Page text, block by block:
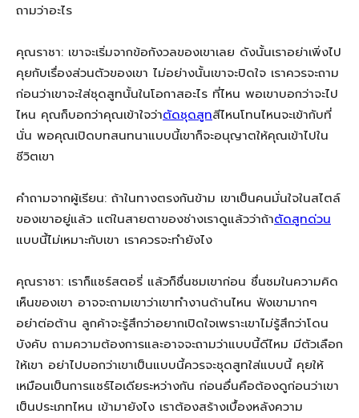
ถามว่าอะไร
คุณราชา: เขาจะเริ่มจากข้อกังวลของเขาเลย ดังนั้นเราอย่าเพิ่งไป
คุยกับเรื่องส่วนตัวของเขา ไม่อย่างนั้นเขาจะปิดใจ เราควรจะถาม
ก่อนว่าเขาจะใส่ชุดสูทนั้นในโอกาสอะไร ที่ไหน พอเขาบอกว่าจะไป
ไหน คุณก็บอกว่าคุณเข้าใจว่าตัดชุดสูทสีไหนโทนไหนจะเข้ากับที่
นั่น พอคุณเปิดบทสนทนาแบบนี้เขาก็จะอนุญาตให้คุณเข้าไปใน
ชีวิตเขา
คำถามจากผู้เรียน: ถ้าในทางตรงกันข้าม เขาเป็นคนมั่นใจในสไตล์
ของเขาอยู่แล้ว แต่ในสายตาของช่างเราดูแล้วว่าถ้าตัดสูทด่วน
แบบนี้ไม่เหมาะกับเขา เราควรจะทำยังไง
คุณราชา: เราก็แชร์สตอรี่ แล้วก็ชื่นชมเขาก่อน ชื่นชมในความคิด
เห็นของเขา อาจจะถามเขาว่าเขาทำงานด้านไหน ฟังเขามากๆ
อย่าต่อต้าน ลูกค้าจะรู้สึกว่าอยากเปิดใจเพราะเขาไม่รู้สึกว่าโดน
บังคับ ถามความต้องการและอาจจะถามว่าแบบนี้ดีไหม มีตัวเลือก
ให้เขา อย่าไปบอกว่าเขาเป็นแบบนี้ควรจะชุดสูทใส่แบบนี้ คุยให้
เหมือนเป็นการแชร์ไอเดียระหว่างกัน ก่อนอื่นคือต้องดูก่อนว่าเขา
เป็นประเภทไหน เข้ามายังไง เราต้องสร้างเบื้องหลังความ